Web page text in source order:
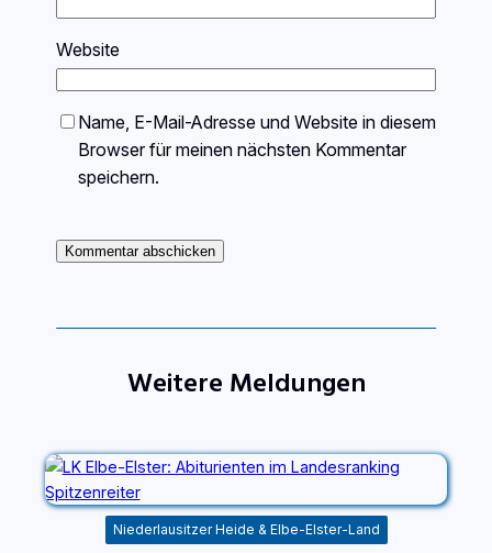
Website
Name, E-Mail-Adresse und Website in diesem
Browser für meinen nächsten Kommentar
speichern.
Weitere Meldungen
Niederlausitzer Heide & Elbe-Elster-Land